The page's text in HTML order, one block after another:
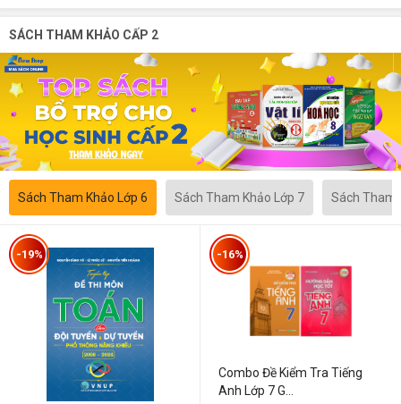
SÁCH THAM KHẢO CẤP 2
Sách Tham Khảo Lớp 6 Sách Tham Khảo Lớp 7 Sách Tham
-19%
Combo Đề Kiểm Tra Tiếng
Anh Lớp 7 G...
-16%